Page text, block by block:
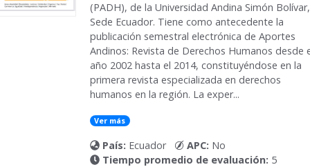
(PADH), de la Universidad Andina Simón Bolívar,
Sede Ecuador. Tiene como antecedente la
publicación semestral electrónica de Aportes
Andinos: Revista de Derechos Humanos desde
año 2002 hasta el 2014, constituyéndose en la
primera revista especializada en derechos
humanos en la región. La exper...
Ver más
País: Ecuador APC: No
Tiempo promedio de evaluación: 5